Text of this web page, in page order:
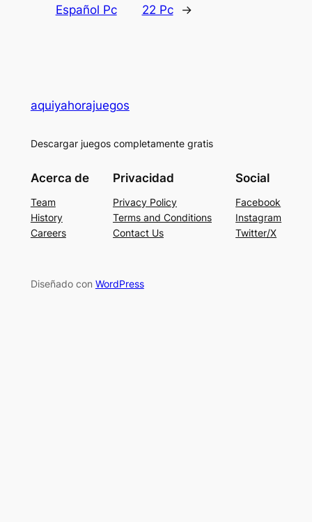
Español Pc
22 Pc
→
aquiyahorajuegos
Descargar juegos completamente gratis
Acerca de
Team
History
Careers
Privacidad
Privacy Policy
Terms and Conditions
Contact Us
Social
Facebook
Instagram
Twitter/X
Diseñado con WordPress